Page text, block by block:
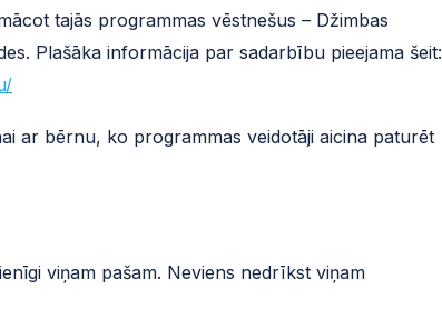
tajās programmas vēstnešus – Džimbas
Plašāka informācija par sadarbību pieejama šeit:
ar bērnu, ko programmas veidotāji aicina paturēt
viņam pašam. Neviens nedrīkst viņam